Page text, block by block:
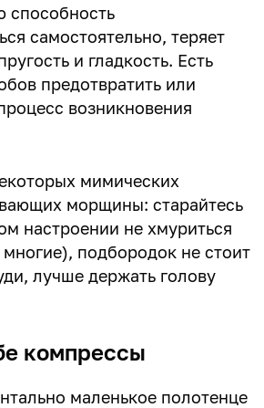
способность
самостоятельно, теряет
и гладкость. Есть
предотвратить или
возникновения
мимических
морщины: старайтесь
настроении не хмуриться
подбородок не стоит
лучше держать голову
компрессы
маленькое полотенце